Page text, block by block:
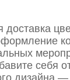
доставка
себя
дизайна